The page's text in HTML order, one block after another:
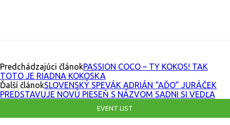
Predchádzajúci článokPASSION COCO – TY KOKOS! TAK
TOTO JE RIADNA KOKOSKA
Ďalší článokSLOVENSKÝ SPEVÁK ADRIÁN “AĎO” JURÁČEK
PREDSTAVUJE NOVÚ PIESEŇ S NÁZVOM SADNI SI VEDĽA
EVENT LIST